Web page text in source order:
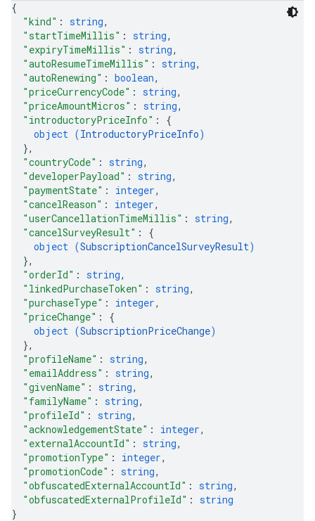
{
"kind" : string,
"startTimeMillis" : string,
"expiryTimeMillis" : string,
"autoResumeTimeMillis" : string,
"autoRenewing" : boolean,
"priceCurrencyCode" : string,
"priceAmountMicros" : string,
"introductoryPriceInfo" : {
object (IntroductoryPriceInfo)
},
"countryCode" : string,
"developerPayload" : string,
"paymentState" : integer,
"cancelReason" : integer,
"userCancellationTimeMillis" : string,
"cancelSurveyResult" : {
object (SubscriptionCancelSurveyResult)
},
"orderId" : string,
"linkedPurchaseToken" : string,
"purchaseType" : integer,
"priceChange" : {
object (SubscriptionPriceChange)
},
"profileName" : string,
"emailAddress" : string,
"givenName" : string,
"familyName" : string,
"profileId" : string,
"acknowledgementState" : integer,
"externalAccountId" : string,
"promotionType" : integer,
"promotionCode" : string,
"obfuscatedExternalAccountId" : string,
"obfuscatedExternalProfileId" : string
}